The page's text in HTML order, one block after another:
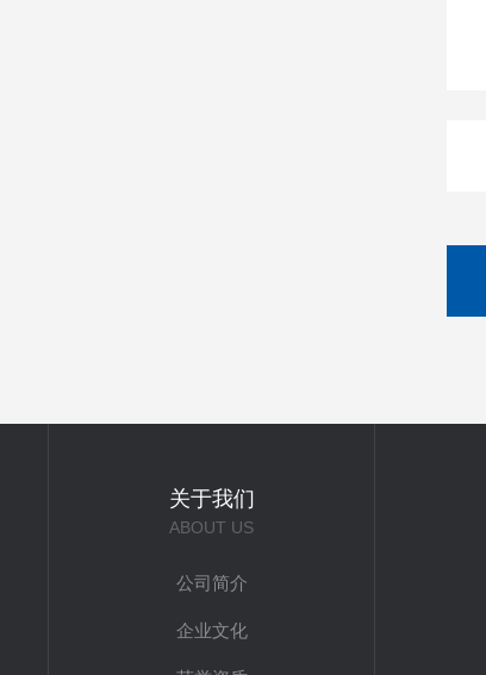
关于我们
ABOUT US
公司简介
企业文化